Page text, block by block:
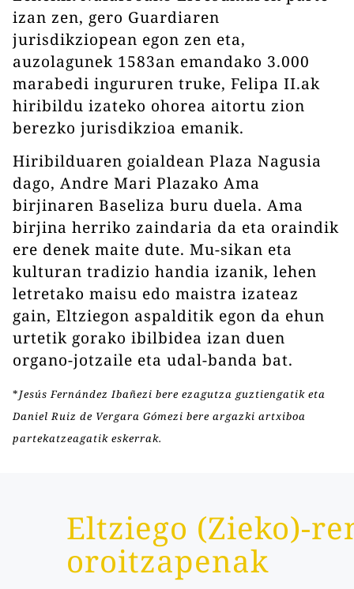
izan zen, gero Guardiaren
jurisdikziopean egon zen eta,
auzolagunek 1583an emandako 3.000
marabedi ingururen truke, Felipa II.ak
hiribildu izateko ohorea aitortu zion
berezko jurisdikzioa emanik.
Hiribilduaren goialdean Plaza Nagusia
dago, Andre Mari Plazako Ama
birjinaren Baseliza buru duela. Ama
birjina herriko zaindaria da eta oraindik
ere denek maite dute. Mu-sikan eta
kulturan tradizio handia izanik, lehen
letretako maisu edo maistra izateaz
gain, Eltziegon aspalditik egon da ehun
urtetik gorako ibilbidea izan duen
organo-jotzaile eta udal-banda bat.
*Jesús Fernández Ibañezi bere ezagutza guztiengatik eta
Daniel Ruiz de Vergara Gómezi bere argazki artxiboa
partekatzeagatik eskerrak.
Eltziego (Zieko)-
oroitzapenak